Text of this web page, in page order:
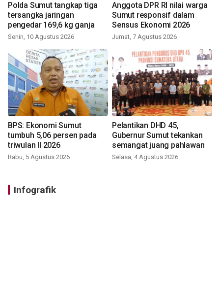
Polda Sumut tangkap tiga
tersangka jaringan
pengedar 169,6 kg ganja
Senin, 10 Agustus 2026
Anggota DPR RI nilai warga
Sumut responsif dalam
Sensus Ekonomi 2026
Jumat, 7 Agustus 2026
BPS: Ekonomi Sumut
tumbuh 5,06 persen pada
triwulan II 2026
Rabu, 5 Agustus 2026
Pelantikan DHD 45,
Gubernur Sumut tekankan
semangat juang pahlawan
Selasa, 4 Agustus 2026
Infografik